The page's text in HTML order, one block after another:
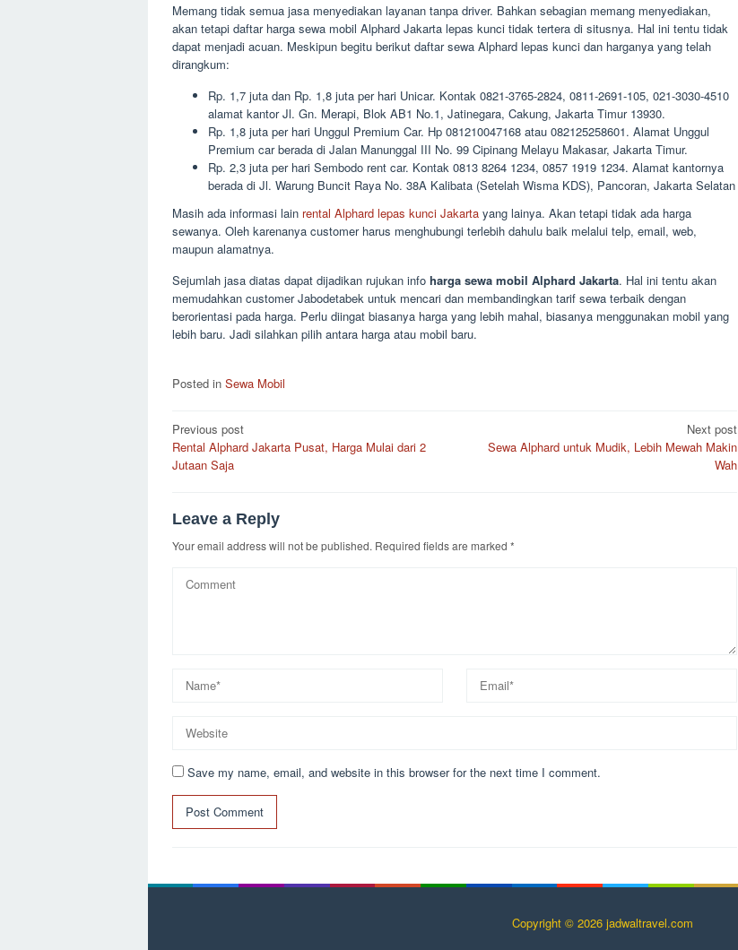
Memang tidak semua jasa menyediakan layanan tanpa driver. Bahkan sebagian memang menyediakan,
akan tetapi daftar harga sewa mobil Alphard Jakarta lepas kunci tidak tertera di situsnya. Hal ini tentu tidak
dapat menjadi acuan. Meskipun begitu berikut daftar sewa Alphard lepas kunci dan harganya yang telah
dirangkum:
Rp. 1,7 juta dan Rp. 1,8 juta per hari Unicar. Kontak 0821-3765-2824, 0811-2691-105, 021-3030-4510
alamat kantor Jl. Gn. Merapi, Blok AB1 No.1, Jatinegara, Cakung, Jakarta Timur 13930.
Rp. 1,8 juta per hari Unggul Premium Car. Hp 081210047168 atau 082125258601. Alamat Unggul
Premium car berada di Jalan Manunggal III No. 99 Cipinang Melayu Makasar, Jakarta Timur.
Rp. 2,3 juta per hari Sembodo rent car. Kontak 0813 8264 1234, 0857 1919 1234. Alamat kantornya
berada di Jl. Warung Buncit Raya No. 38A Kalibata (Setelah Wisma KDS), Pancoran, Jakarta Selatan
Masih ada informasi lain rental Alphard lepas kunci Jakarta yang lainya. Akan tetapi tidak ada harga
sewanya. Oleh karenanya customer harus menghubungi terlebih dahulu baik melalui telp, email, web,
maupun alamatnya.
Sejumlah jasa diatas dapat dijadikan rujukan info harga sewa mobil Alphard Jakarta. Hal ini tentu akan
memudahkan customer Jabodetabek untuk mencari dan membandingkan tarif sewa terbaik dengan
berorientasi pada harga. Perlu diingat biasanya harga yang lebih mahal, biasanya menggunakan mobil yang
lebih baru. Jadi silahkan pilih antara harga atau mobil baru.
Posted in Sewa Mobil
Post
navigation
Previous post
Rental Alphard Jakarta Pusat, Harga Mulai dari 2
Jutaan Saja
Next post
Sewa Alphard untuk Mudik, Lebih Mewah Makin
Wah
Leave a Reply
Your email address will not be published. Required fields are marked *
Save my name, email, and website in this browser for the next time I comment.
Copyright © 2026 jadwaltravel.com